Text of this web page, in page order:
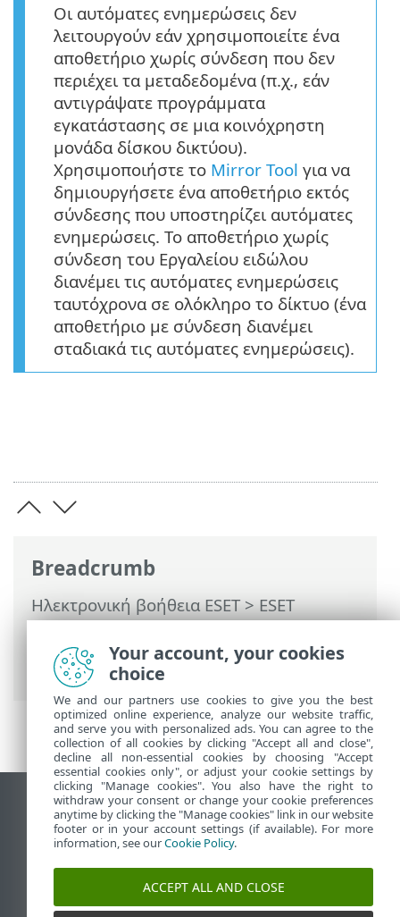
Breadcrumb
Ηλεκτρονική βοήθεια ESET>ESET
PROTECT On-Prem>Χρησιμοποιώντας
το ESET PROTECT On-Prem> Αυτόματες
ενημερώσεις
Οι αυτόματες ενημερώσεις δεν
λειτουργούν εάν χρησιμοποιείτε ένα
αποθετήριο χωρίς σύνδεση που δεν
περιέχει τα μεταδεδομένα (π.χ., εάν
αντιγράψατε προγράμματα
εγκατάστασης σε μια κοινόχρηστη
μονάδα δίσκου δικτύου).
Χρησιμοποιήστε το Mirror Tool για να
δημιουργήσετε ένα αποθετήριο εκτός
σύνδεσης που υποστηρίζει αυτόματες
ενημερώσεις. Το αποθετήριο χωρίς
σύνδεση του Εργαλείου ειδώλου
διανέμει τις αυτόματες ενημερώσεις
ταυτόχρονα σε ολόκληρο το δίκτυο (ένα
αποθετήριο με σύνδεση διανέμει
σταδιακά τις αυτόματες ενημερώσεις).
Προβολή ιστότοπου επιφάνειας εργασίας
End of Life
Γνωσιακή βάση ESET
Ομάδα συζήτησης ESET
ESET Status Portal
Your account, your cookies
choice
We and our partners use cookies to give you the best
optimized online experience, analyze our website traffic,
and serve you with personalized ads. You can agree to the
collection of all cookies by clicking "Accept all and close",
decline all non-essential cookies by choosing "Accept
essential cookies only", or adjust your cookie settings by
clicking "Manage cookies". You also have the right to
withdraw your consent or change your cookie preferences
anytime by clicking the "Manage cookies" link in our website
footer or in your account settings (if available). For more
information, see ourCookie Policy.
ACCEPT ALL AND CLOSE